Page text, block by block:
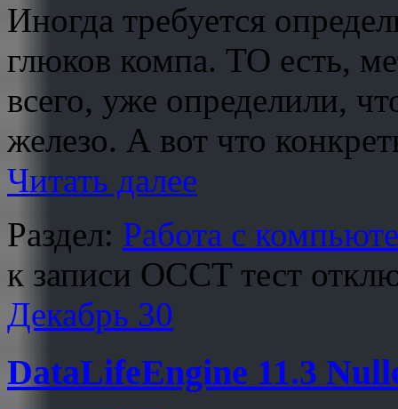
Иногда требуется
глюков компа. ТО есть,
всего, уже определили,
железо. А вот что
Читать далее
Раздел: Работа с
к записи OCCT тест
Декабрь 30
DataLifeEngine 11.3